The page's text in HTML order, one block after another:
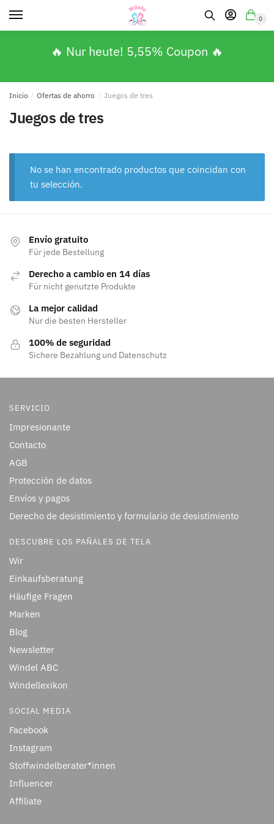
0
🔥 Nur heute! 5,55% Coupon 🔥
Inicio / Ofertas de ahorro / Juegos de tres
Juegos de tres
No se han encontrado productos que coincidan con
tu selección.
Envío gratuito
Für jede Bestellung
Derecho a cambio en 14 días
Für nicht genutzte Produkte
La mejor calidad
Nur die besten Hersteller
100% de seguridad
Sichere Bezahlung und Datenschutz
SERVICIO
Impresionante
Contacto
AGB
Protección de datos
Envíos y pagos
Derecho de desistimiento y formulario de desistimiento
DESCUBRE LOS PAÑALES DE TELA
Wir
Einkaufsberatung
Häufige Fragen
Marken
Blog
Newsletter
Windel ABC
Windellexikon
SOCIAL MEDIA
Facebook
Instagram
Stoffwindelberater*innen
Influencer
Affiliate